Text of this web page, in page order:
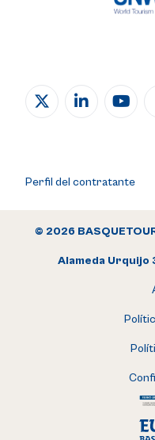
Perfil del contratante
© 2026
Alameda Urquijo